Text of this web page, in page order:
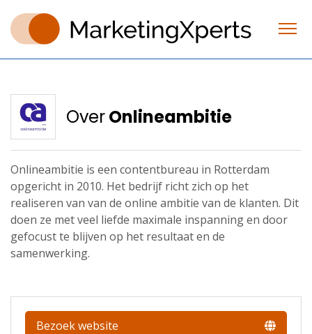
OverOnlineambitie
Onlineambitie is een contentbureau in Rotterdam
opgericht in 2010. Het bedrijf richt zich op het
realiseren van van de online ambitie van de klanten. Dit
doen ze met veel liefde maximale inspanning en door
gefocust te blijven op het resultaat en de
samenwerking.
Bezoek website